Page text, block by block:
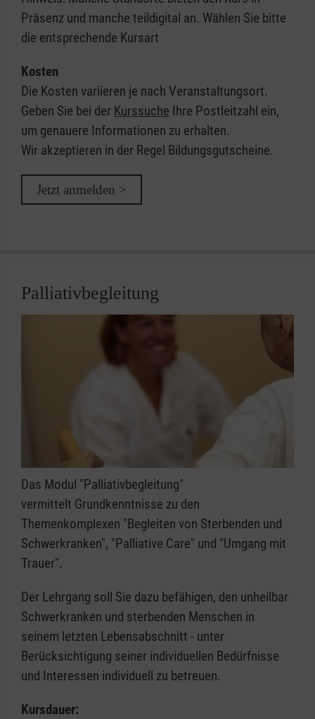
Präsenz und manche teildigital an. Wählen Sie bitte
die entsprechende Kursart
Kosten
Die Kosten variieren je nach Veranstaltungsort.
Geben Sie bei der Kurssuche Ihre Postleitzahl ein,
um genauere Informationen zu erhalten.
Wir akzeptieren in der Regel Bildungsgutscheine.
Jetzt anmelden >
Palliativbegleitung
Das Modul "Palliativbegleitung"
vermittelt Grundkenntnisse zu den
Themenkomplexen "Begleiten von Sterbenden und
Schwerkranken", "Palliative Care" und "Umgang mit
Trauer".
Der Lehrgang soll Sie dazu befähigen, den unheilbar
Schwerkranken und sterbenden Menschen in
seinem letzten Lebensabschnitt - unter
Berücksichtigung seiner individuellen Bedürfnisse
und Interessen individuell zu betreuen.
Kursdauer: